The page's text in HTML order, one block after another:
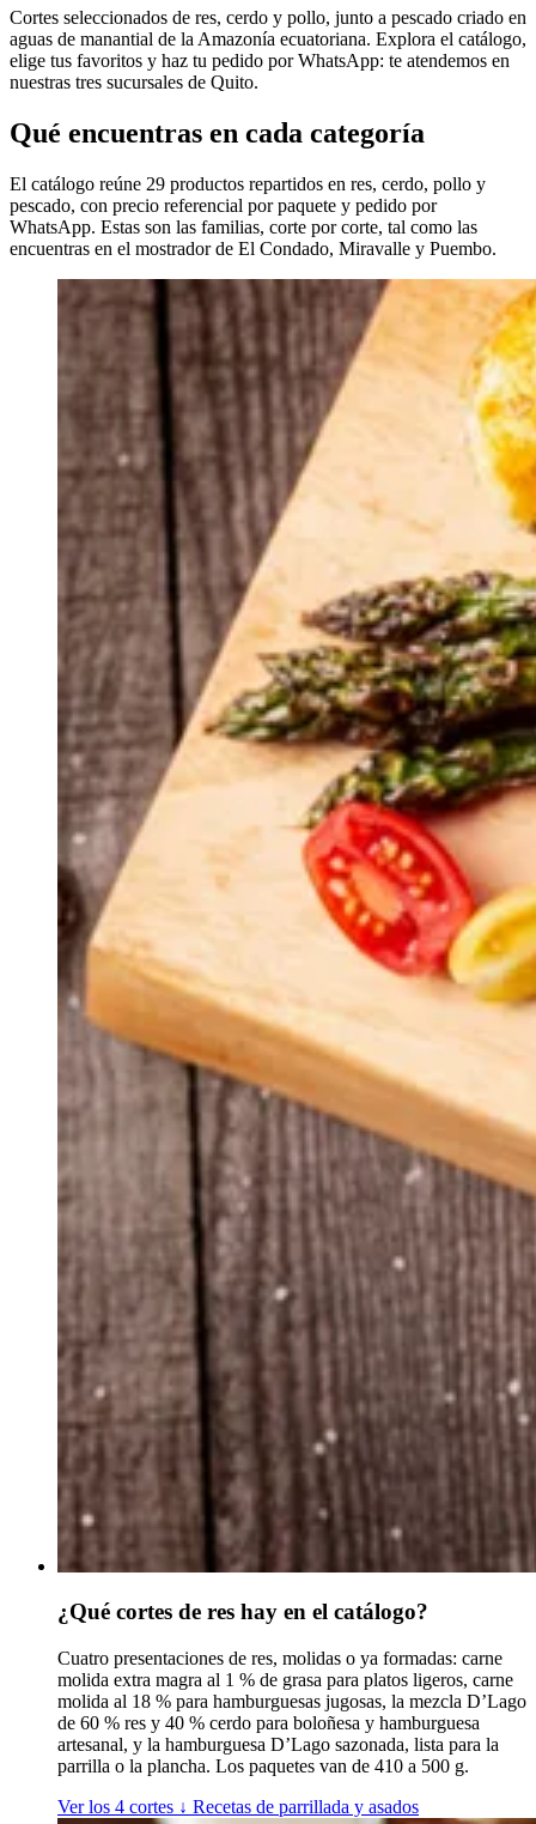
Cortes seleccionados de res, cerdo y pollo, junto a pescado criado en
aguas de manantial de la Amazonía ecuatoriana. Explora el catálogo,
elige tus favoritos y haz tu pedido por WhatsApp: te atendemos en
nuestras tres sucursales de Quito.
Qué encuentras en cada categoría
El catálogo reúne 29 productos repartidos en res, cerdo, pollo y
pescado, con precio referencial por paquete y pedido por
WhatsApp. Estas son las familias, corte por corte, tal como las
encuentras en el mostrador de El Condado, Miravalle y Puembo.
¿Qué cortes de res hay en el catálogo?
Cuatro presentaciones de res, molidas o ya formadas: carne
molida extra magra al 1 % de grasa para platos ligeros, carne
molida al 18 % para hamburguesas jugosas, la mezcla D’Lago
de 60 % res y 40 % cerdo para boloñesa y hamburguesa
artesanal, y la hamburguesa D’Lago sazonada, lista para la
parrilla o la plancha. Los paquetes van de 410 a 500 g.
Ver los 4 cortes ↓ Recetas de parrillada y asados